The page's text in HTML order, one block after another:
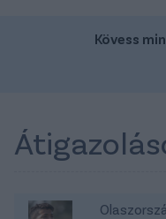
Kövess